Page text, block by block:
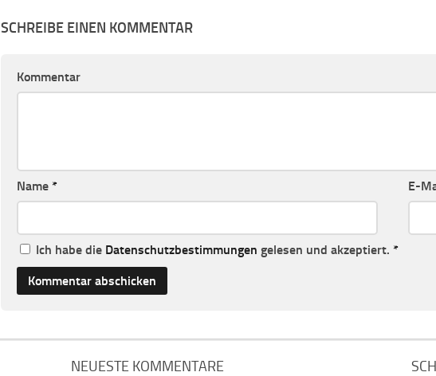
SCHREIBE EINEN KOMMENTAR
Kommentar
Name * E-
Ich habe die Datenschutzbestimmungen gelesen und akzeptiert. *
NEUESTE KOMMENTARE